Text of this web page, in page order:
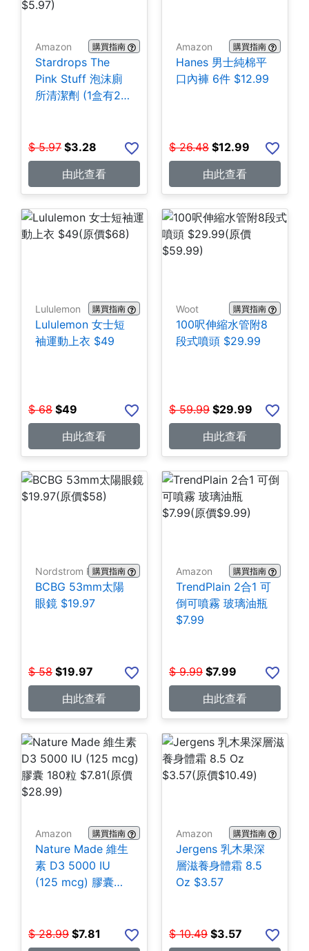
Amazon 購買指南
Stardrops The
Pink Stuff 泡沫廁
所清潔劑 (1盒有2
$ 5.97 $3.28
由此查看
Amazon 購買指南
Hanes 男士純棉平
口內褲 6件 $12.99
$ 26.48 $12.99
由此查看
Lululemon 購買指南
Lululemon 女士短
袖運動上衣 $49
$ 68 $49
由此查看
Woot 購買指南
100呎伸縮水管附8
段式噴頭 $29.99
$ 59.99 $29.99
由此查看
Nordstrom Rack購買指南
BCBG 53mm太陽
眼鏡 $19.97
$ 58 $19.97
由此查看
Amazon 購買指南
TrendPlain 2合1 可
倒可噴霧 玻璃油瓶
$7.99
$ 9.99 $7.99
由此查看
Amazon 購買指南
Nature Made 維生
素 D3 5000 IU
(125 mcg) 膠囊
$ 28.99 $7.81
Amazon 購買指南
Jergens 乳木果深
層滋養身體霜 8.5
Oz $3.57
$ 10.49 $3.57